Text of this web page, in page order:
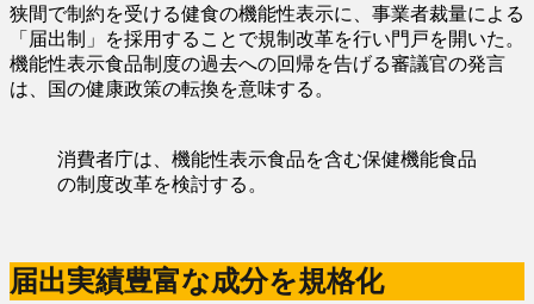
狭間で制約を受ける健食の機能性表示に、事業者裁量による
「届出制」を採用することで規制改革を行い門戸を開いた。
機能性表示食品制度の過去への回帰を告げる審議官の発言
は、国の健康政策の転換を意味する。
消費者庁は、機能性表示食品を含む保健機能食品
の制度改革を検討する。
届出実績豊富な成分を規格化